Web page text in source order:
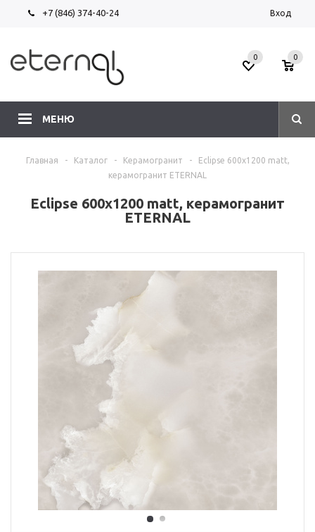
+7 (846) 374-40-24 Вход
МЕНЮ
0 0
Главная - Каталог - Керамогранит -
Eclipse 600х1200 matt,
керамогранит ETERNAL
Eclipse 600х1200 matt, керамогранит
ETERNAL